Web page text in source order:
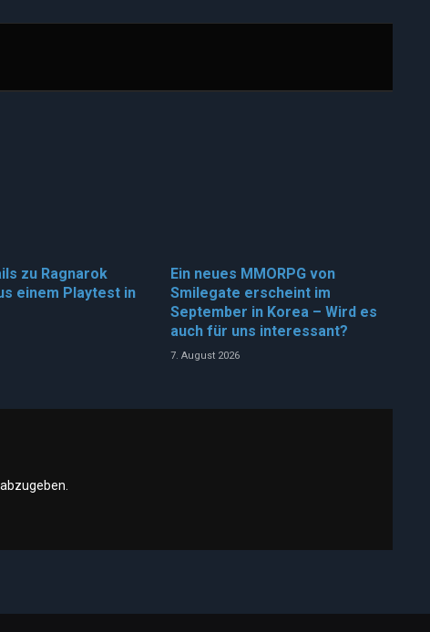
zu Ragnarok
einem Playtest in
Ein neues MMORPG von
Smilegate erscheint im
September in Korea – Wird es
auch für uns interessant?
7. August 2026